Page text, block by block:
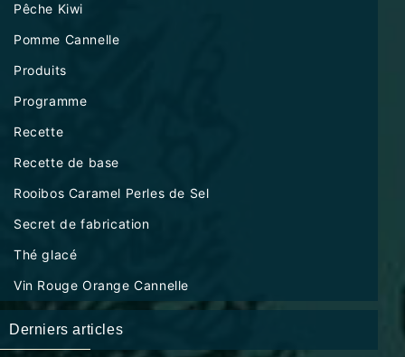
Pêche Kiwi
Pomme Cannelle
Produits
Programme
Recette
Recette de base
Rooibos Caramel Perles de Sel
Secret de fabrication
Thé glacé
Vin Rouge Orange Cannelle
Derniers articles